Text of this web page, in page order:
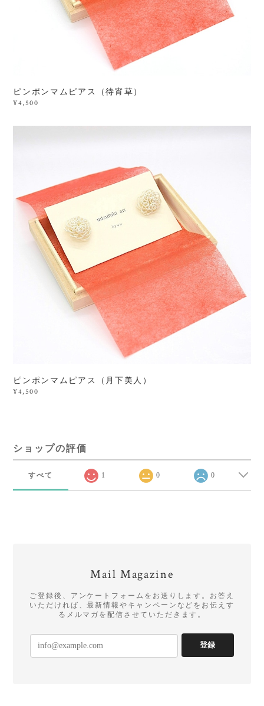
ピンポンマムピアス（待宵草）
¥4,500
ピンポンマムピアス（月下美人）
¥4,500
ショップの評価
すべて 1 0 0
Mail Magazine
ご登録後、アンケートフォームをお送りします。お答え
いただければ、最新情報やキャンペーンなどをお伝えす
るメルマガを配信させていただきます。
登録